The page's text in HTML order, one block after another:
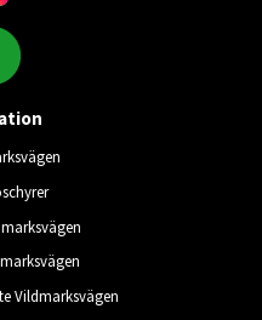
Vildmarksvägen